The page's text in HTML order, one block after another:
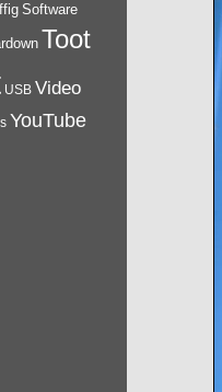
Software
Toot
USB Video
YouTube